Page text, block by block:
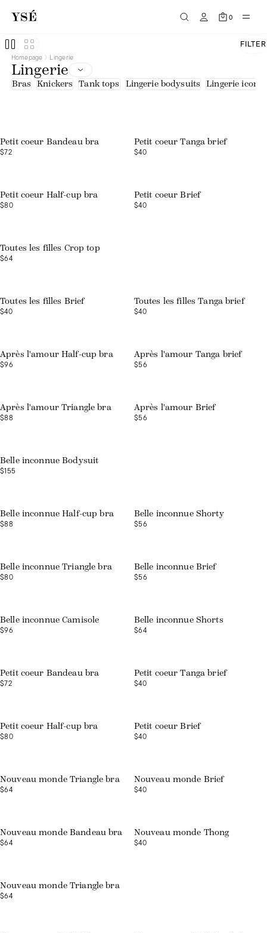
0
Brown
Green
Pink
Print
Purple
Red
White
Embroidered tulle
Microfibre - recycled fibres
Organic cotton
Polyamide
FILTER
Homepage Lingerie
Lingerie
Bras Knickers Tank tops Lingerie bodysuits Lingerie icons
Petit coeur Bandeau bra
$72
Petit coeur Tanga brief
$40
Petit coeur Half-cup bra
$80
Petit coeur Brief
$40
Toutes les filles Crop top
$64
Toutes les filles Brief
$40
Toutes les filles Tanga brief
$40
Après l'amour Half-cup bra
$96
Après l'amour Tanga brief
$56
Après l'amour Triangle bra
$88
Après l'amour Brief
$56
Belle inconnue Bodysuit
$155
Belle inconnue Half-cup bra
$88
Belle inconnue Shorty
$56
Belle inconnue Triangle bra
$80
Belle inconnue Brief
$56
Belle inconnue Camisole
$96
Belle inconnue Shorts
$64
Petit coeur Bandeau bra
$72
Petit coeur Tanga brief
$40
Petit coeur Half-cup bra
$80
Petit coeur Brief
$40
Nouveau monde Triangle bra
$64
Nouveau monde Brief
$40
Nouveau monde Bandeau bra
$64
Nouveau monde Thong
$40
Nouveau monde Triangle bra
$64